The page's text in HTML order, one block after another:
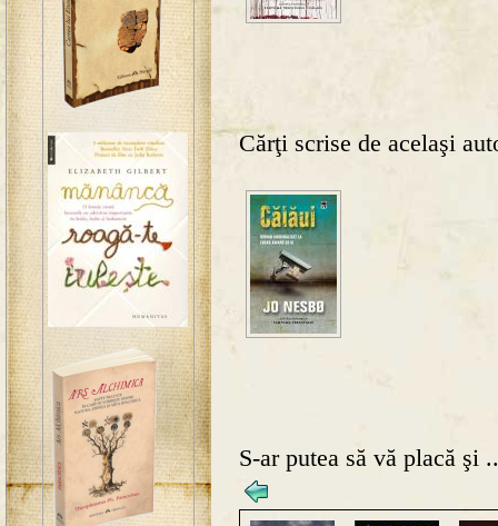
Cărţi scrise de acelaşi
S-ar putea să vă placă şi